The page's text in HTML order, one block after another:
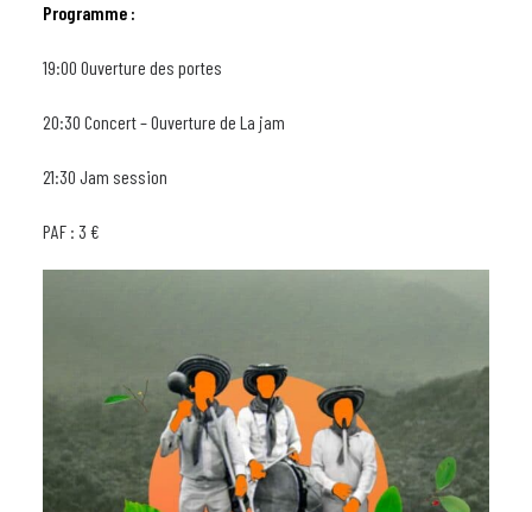
Programme :
19:00 Ouverture des portes
20:30 Concert – Ouverture de La jam
21:30 Jam session
PAF : 3 €